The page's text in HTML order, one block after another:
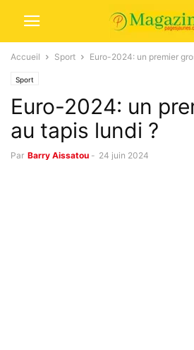
Accueil Sport Euro-2024: un premier
Sport
Euro-2024: un
au tapis lundi ?
Par Barry Aissatou - 24 juin 2024